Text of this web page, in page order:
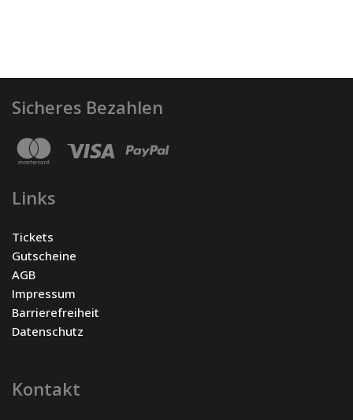
Sicheres Bezahlen
Links
Tickets
Gutscheine
AGB
Impressum
Barrierefreiheit
Datenschutz
Kontakt